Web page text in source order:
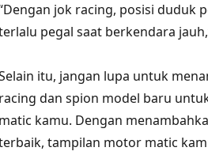
jok racing, posisi duduk
pegal saat berkendara
itu, jangan lupa untuk
racing dan spion model baru
matic kamu. Dengan
tampilan motor matic